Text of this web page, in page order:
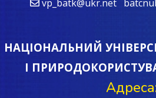
vp_batk@ukr.net
НАЦІОНАЛЬНИЙ
І